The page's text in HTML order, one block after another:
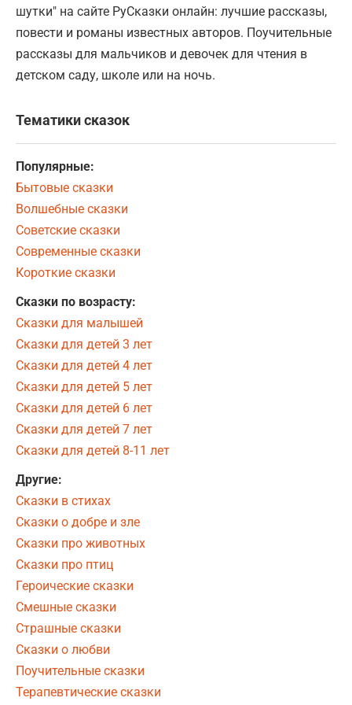
шутки" на сайте РуСказки онлайн: лучшие рассказы,
повести и романы известных авторов. Поучительные
рассказы для мальчиков и девочек для чтения в
детском саду, школе или на ночь.
Тематики сказок
Популярные:
Бытовые сказки
Волшебные сказки
Советские сказки
Современные сказки
Короткие сказки
Сказки по возрасту:
Сказки для малышей
Сказки для детей 3 лет
Сказки для детей 4 лет
Сказки для детей 5 лет
Сказки для детей 6 лет
Сказки для детей 7 лет
Сказки для детей 8-11 лет
Другие:
Сказки в стихах
Сказки о добре и зле
Сказки про животных
Сказки про птиц
Героические сказки
Смешные сказки
Страшные сказки
Сказки о любви
Поучительные сказки
Терапевтические сказки